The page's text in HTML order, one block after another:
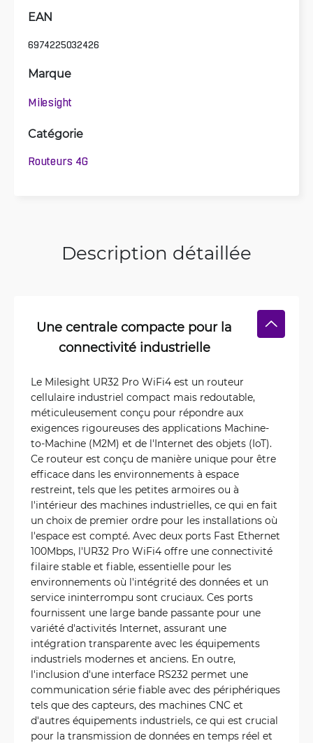
EAN
6974225032426
Marque
Milesight
Catégorie
Routeurs 4G
Description détaillée
Une centrale compacte pour la
connectivité industrielle
Le Milesight UR32 Pro WiFi4 est un routeur
cellulaire industriel compact mais redoutable,
méticuleusement conçu pour répondre aux
exigences rigoureuses des applications Machine-
to-Machine (M2M) et de l'Internet des objets (IoT).
Ce routeur est conçu de manière unique pour être
efficace dans les environnements à espace
restreint, tels que les petites armoires ou à
l'intérieur des machines industrielles, ce qui en fait
un choix de premier ordre pour les installations où
l'espace est compté. Avec deux ports Fast Ethernet
100Mbps, l'UR32 Pro WiFi4 offre une connectivité
filaire stable et fiable, essentielle pour les
environnements où l'intégrité des données et un
service ininterrompu sont cruciaux. Ces ports
fournissent une large bande passante pour une
variété d'activités Internet, assurant une
intégration transparente avec les équipements
industriels modernes et anciens. En outre,
l'inclusion d'une interface RS232 permet une
communication série fiable avec des périphériques
tels que des capteurs, des machines CNC et
d'autres équipements industriels, ce qui est crucial
pour la transmission de données en temps réel et